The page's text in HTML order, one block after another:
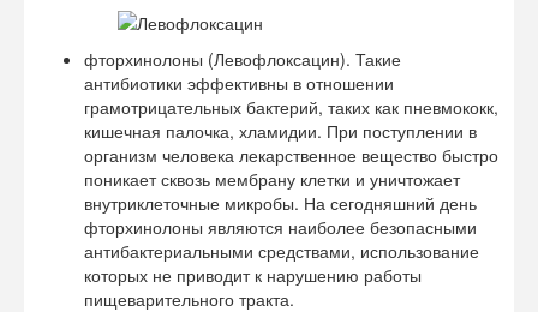
фторхинолоны (Левофлоксацин). Такие
антибиотики эффективны в отношении
грамотрицательных бактерий, таких как пневмококк,
кишечная палочка, хламидии. При поступлении в
организм человека лекарственное вещество быстро
поникает сквозь мембрану клетки и уничтожает
внутриклеточные микробы. На сегодняшний день
фторхинолоны являются наиболее безопасными
антибактериальными средствами, использование
которых не приводит к нарушению работы
пищеварительного тракта.